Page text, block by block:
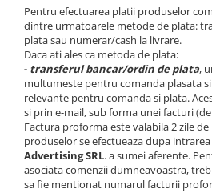
CR 3V
Ceasuri
Barbatesti
Ceasuri Accurist
Ceasuri Casio
Ceasuri Daniel Klein
Ceasuri Lorus
Ceasuri Police
Ceasuri Q&Q
Pentru efectuarea platii produselor
dintre urmatoarele metode de plata:
plata sau numerar/cash la livrare.
Daca ati ales ca metoda de plata:
- transferul bancar/ordin de plata,
multumeste pentru comanda plasata
relevante pentru comanda si plata.
si prin e-mail, sub forma unei facturi
Factura proforma este valabila 2 zile
produselor se efectueaza dupa
Advertising SRL. a sumei aferente.
asociata comenzii dumneavoastra,
sa fie mentionat numarul facturii